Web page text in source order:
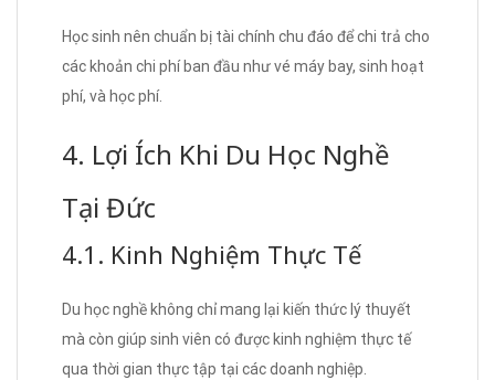
Học sinh nên chuẩn bị tài chính chu đáo để chi trả cho
các khoản chi phí ban đầu như vé máy bay, sinh hoạt
phí, và học phí.
4. Lợi Ích Khi Du Học Nghề
Tại Đức
4.1. Kinh Nghiệm Thực Tế
Du học nghề không chỉ mang lại kiến thức lý thuyết
mà còn giúp sinh viên có được kinh nghiệm thực tế
qua thời gian thực tập tại các doanh nghiệp.